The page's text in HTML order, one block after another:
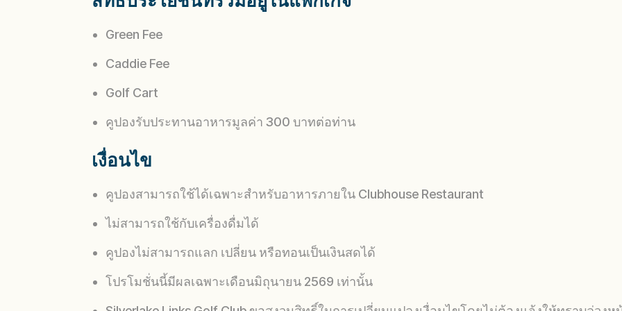
Green Fee
Caddie Fee
Golf Cart
คูปองรับประทานอาหารมูลค่า 300 บาทต่อท่าน
เงื่อนไข
คูปองสามารถใช้ได้เฉพาะสำหรับอาหารภายใน Clubhouse Restaurant
ไม่สามารถใช้กับเครื่องดื่มได้
คูปองไม่สามารถแลก เปลี่ยน หรือทอนเป็นเงินสดได้
โปรโมชั่นนี้มีผลเฉพาะเดือนมิถุนายน 2569 เท่านั้น